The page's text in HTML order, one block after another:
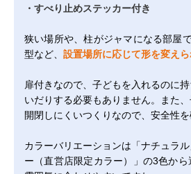
・すべり止めステッカー付き
狭い場所や、柱がジャマになる部屋
型など、 設置場所に応じて形を変え
扉付きなので、子どもを入れるのに
いだりする必要もありません。また
開閉しにくいつくりなので、安全性を
カラーバリエーションは「ナチュラ
ー（直営店限定カラー）」の3色か